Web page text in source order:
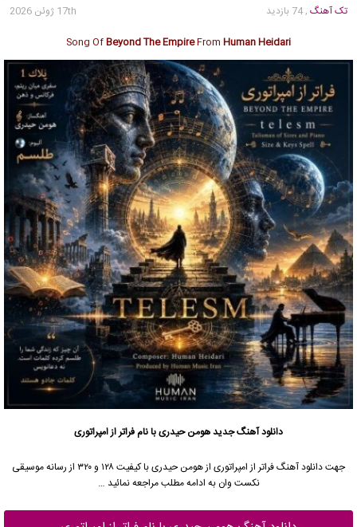
تک آهنگ , 74 بازدید
17th ژوئن 2026
Song OfBeyond The EmpireFrom Human Heidari
دانلود آهنگ جدیدهومن حیدری با نام فراتر از امپراتوری
جهت دانلود آهنگ فراتر از امپراتوری از هومن حیدری با کیفیت ۱۲۸ و ۳۲۰ از رسانه موسیقی
نکست وان به ادامه مطلب مراجعه نمائید …